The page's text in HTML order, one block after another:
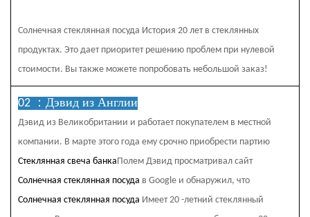
Солнечная стеклянная посуда История 20 лет в стеклянных
продуктах. Это дает приоритет решению проблем при нулевой
стоимости. Вы также можете попробовать небольшой заказ!
02 ： Дэвид из Англии
Дэвид из Великобритании и работает покупателем в местной
компании. В марте этого года ему срочно приобрести партию
Стеклянная свеча банкаПолем Дэвид просматривал сайт
Солнечная стеклянная посуда в Google и обнаружил, что
Солнечная стеклянная посуда Имеет 20 -летний стеклянный